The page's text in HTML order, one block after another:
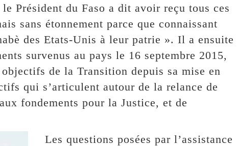
Président du Faso a dit avoir reçu tous ces
sans étonnement parce que connaissant
des Etats-Unis à leur patrie ». Il a ensuite
survenus au pays le 16 septembre 2015,
de la Transition depuis sa mise en
qui s’articulent autour de la relance de
fondements pour la Justice, et de
Les questions posées par l’assistance